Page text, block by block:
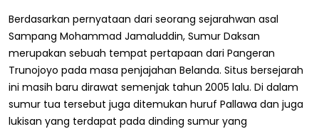
Berdasarkan pernyataan dari seorang sejarahwan asal
Sampang Mohammad Jamaluddin, Sumur Daksan
merupakan sebuah tempat pertapaan dari Pangeran
Trunojoyo pada masa penjajahan Belanda. Situs bersejarah
ini masih baru dirawat semenjak tahun 2005 lalu. Di dalam
sumur tua tersebut juga ditemukan huruf Pallawa dan juga
lukisan yang terdapat pada dinding sumur yang